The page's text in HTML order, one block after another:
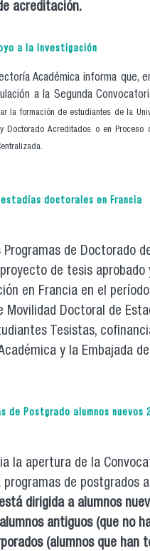
acreditación.
a la investigación
Académica informa que,
a la Segunda
la formación de estudiantes de la
Doctorado Acreditados o en Proceso
doctorales en Francia
de Doctorado
de tesis
en Francia en el
Movilidad Doctoral de
Tesistas,
y la Embajada
Postgrado alumnos nuevos
la apertura de la
de postgrados
dirigida a alumnos
antiguos (que no
(alumnos que han